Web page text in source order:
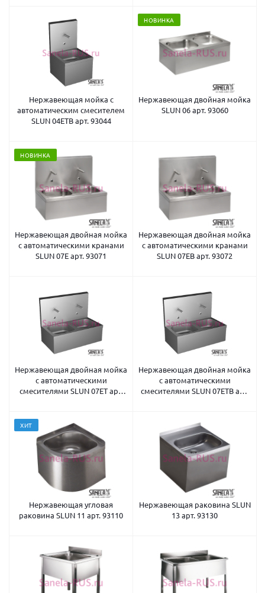
Нержавеющая мойка с
автоматическим смесителем
SLUN 04ETB арт. 93044
НОВИНКА
Нержавеющая двойная мойка
SLUN 06 арт. 93060
НОВИНКА
Нержавеющая двойная мойка
с автоматическими кранами
SLUN 07E арт. 93071
Нержавеющая двойная мойка
с автоматическими кранами
SLUN 07EB арт. 93072
Нержавеющая двойная мойка
с автоматическими
смесителями SLUN 07ET арт.
Нержавеющая двойная мойка
с автоматическими
смесителями SLUN 07ETB арт.
ХИТ
Нержавеющая угловая
раковина SLUN 11 арт. 93110
Нержавеющая раковина SLUN
13 арт. 93130